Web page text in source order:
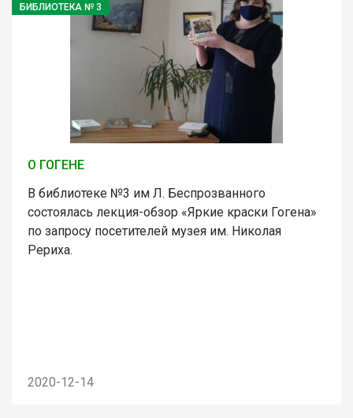
БИБЛИОТЕКА № 3
О ГОГЕНЕ
В библиотеке №3 им Л. Беспрозванного
состоялась лекция-обзор «Яркие краски Гогена»
по запросу посетителей музея им. Николая
Рериха.
2020-12-14